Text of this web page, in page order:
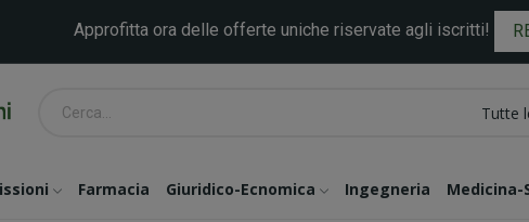
Approfitta ora delle offerte uniche riservate agli iscritti!
Tutte
Farmacia Giuridico-Ecnomica Ingegneria Medicina-